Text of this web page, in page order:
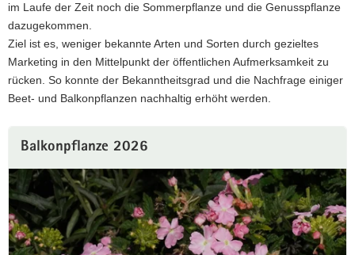
v
i
g
im Laufe der Zeit noch die Sommerpflanze und die Genusspflanze
dazugekommen.
Ziel ist es, weniger bekannte Arten und Sorten durch gezieltes
Marketing in den Mittelpunkt der öffentlichen Aufmerksamkeit zu
rücken. So konnte der Bekanntheitsgrad und die Nachfrage einiger
Beet- und Balkonpflanzen nachhaltig erhöht werden.
Balkonpflanze 2026